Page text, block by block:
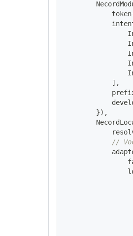
            token
] ,
}) ,
//